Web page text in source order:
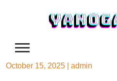
October 15, 2025 admin